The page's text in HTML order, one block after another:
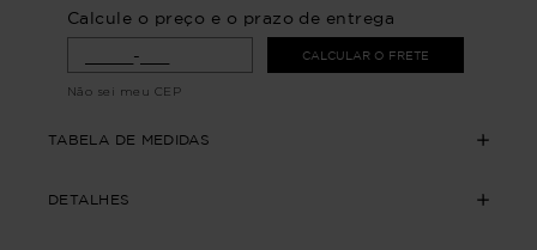
Calcule o preço e o prazo de entrega
CALCULAR O FRETE
Não sei meu CEP
TABELA DE MEDIDAS
DETALHES